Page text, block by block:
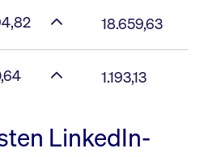
18.659,63
1.193,13
LinkedIn-